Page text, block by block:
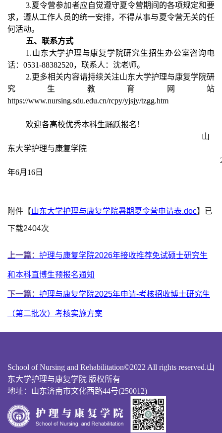
3.夏令营参加者应自觉遵守夏令营期间的各项规定和要
求，遵从工作人员的统一安排，不得从事与夏令营无关的任
何活动。
五、联系方式
1.山东大学护理与康复学院研究生招生办公室咨询电
话：0531-88382520，联系人：沈老师。
2.更多相关内容请持续关注山东大学护理与康复学院研
究生教育网站
https://www.nursing.sdu.edu.cn/rcpy/yjsjy/tzgg.htm
欢迎各高校优秀本科生踊跃报名！
山
东大学护理与康复学院
年6月16 日
附件【山东大学护理与康复学院暑期夏令营申请表.doc】已
下载2404次
上一篇： 护理与康复学院2026年接收推荐免试硕士研究生
和本科直博生预报名通知
下一篇： 护理与康复学院2025年申请-考核招收博士研究生
（第二批次）考核实施方案
School of Nursing and Rehabilitation©2022 All rights reserved.山
东大学护理与康复学院 版权所有
地址：山东济南市文化西路44号(250012)